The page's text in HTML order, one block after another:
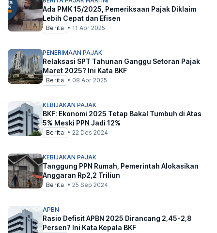
Ada PMK 15/2025, Pemeriksaan Pajak Diklaim
Lebih Cepat dan Efisen
Berita • 11 Apr 2025
PENERIMAAN PAJAK
Relaksasi SPT Tahunan Ganggu Setoran Pajak
Maret 2025? Ini Kata BKF
Berita • 08 Apr 2025
KEBIJAKAN PAJAK
BKF: Ekonomi 2025 Tetap Bakal Tumbuh di Atas
5% Meski PPN Jadi 12%
Berita • 22 Des 2024
KEBIJAKAN PAJAK
Tanggung PPN Rumah, Pemerintah Alokasikan
Anggaran Rp2,2 Triliun
Berita • 25 Sep 2024
APBN
Rasio Defisit APBN 2025 Dirancang 2,45-2,8
Persen? Ini Kata Kepala BKF